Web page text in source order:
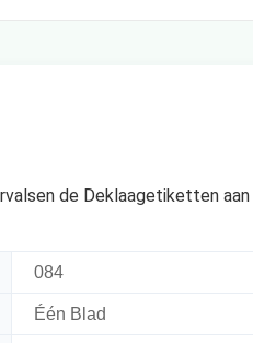
de Deklaagetiketten
084
Één Blad